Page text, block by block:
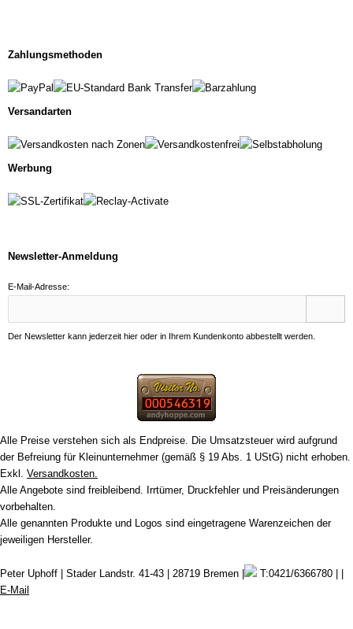
Zahlungsmethoden
Versandarten
Werbung
Newsletter-Anmeldung
E-Mail-Adresse:
Der Newsletter kann jederzeit hier oder in Ihrem Kundenkonto abbestellt werden.
Alle Preise verstehen sich als Endpreise. Die Umsatzsteuer wird aufgrund
der Befreiung für Kleinunternehmer (gemäß § 19 Abs. 1 UStG) nicht erhoben.
Exkl. Versandkosten.
Alle Angebote sind freibleibend. Irrtümer, Druckfehler und Preisänderungen
vorbehalten.
Alle genannten Produkte und Logos sind eingetragene Warenzeichen der
jeweiligen Hersteller.
Peter Uphoff | Stader Landstr. 41-43 | 28719 Bremen |
T:0421/6366780 | |
E-Mail